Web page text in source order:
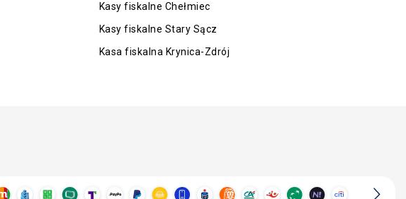
Kasy fiskalne Chełmiec
Kasy fiskalne Stary Sącz
Kasa fiskalna Krynica-Zdrój